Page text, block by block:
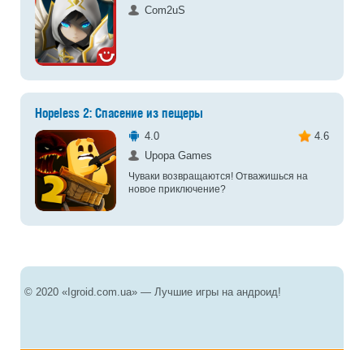
Com2uS
Hopeless 2: Спасение из пещеры
4.0
4.6
Upopa Games
Чуваки возвращаются! Отважишься на
новое приключение?
© 2020 «Igroid.com.ua» — Лучшие игры на андроид!